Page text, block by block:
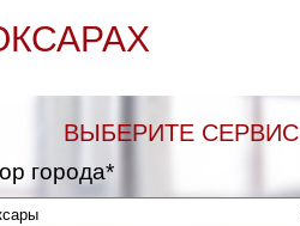
ВЫБЕРИТЕ СЕРВИС
города*